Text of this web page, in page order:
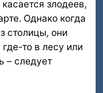
злодеев,
Однако когда
столицы, они
то в лесу или
– следует